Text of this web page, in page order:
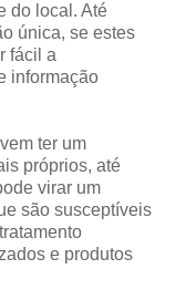
do local. Até
única, se estes
fácil a
informação
ter um
próprios, até
virar um
são susceptíveis
e produtos